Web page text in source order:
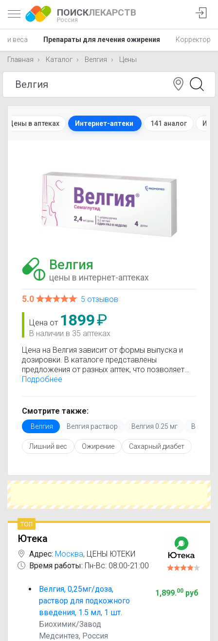
ПОИСКЛЕКАРСТВ
Россия
веса Препараты для лечения ожирения Корректоры
Главная Каталог Велгия Цены
Цены в аптеках Интернет-аптеки 141 аналог
Велгия
цены в интернет-аптеках
5.0 5 отзывов
Цена от 1899₽
В наличии в 35 аптеках
Цена на Велгия зависит от формы выпуска и
дозировки. В каталоге представлены
предложения от разных аптек, что позволяет
быстро найти, где купить Велгия по
только актуальные данные.
Перед покупкой рекомендуется ознакомиться с
инструкцией по применению, показаниями и
противопоказаниями. При необходимости вы
можете подобрать аналоги Велгия с похожим
Чтобы купить Велгия в ближайшей аптеке,
укажите свой город и сравните предложения.
оптимальный вариант по цене и наличию.
Подробнее
Смотрите также:
Велгия Велгия раствор Велгия 0.25 мг Велгия
Лишний вес Ожирение Сахарный диабет
топ
Ютека
Адрес: Москва, ЦЕНЫ ЮТЕКИ
Время работы: Пн-Вс: 08:00-21:00
Велгия, 0,25мг/доза,
раствор для подкожного
введения, 1.5 мл, 1 шт.
Биохимик/Завод
Медсинтез, Россия
1,899.00руб